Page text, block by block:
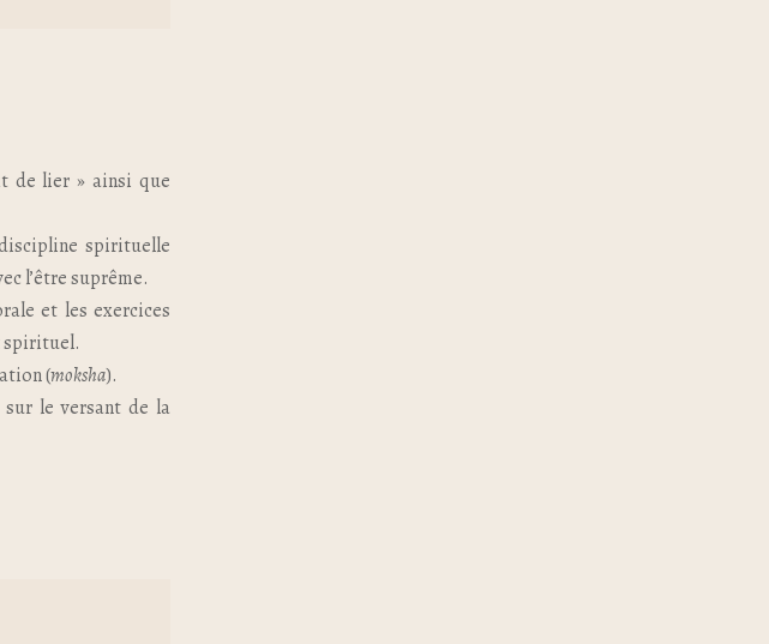
de lier » ainsi que
spirituelle
l’être suprême.
et les exercices
spirituel.
(moksha).
le versant de la